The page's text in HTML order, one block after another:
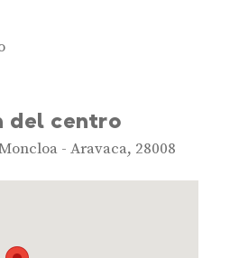
del centro
- Aravaca, 28008
baratos